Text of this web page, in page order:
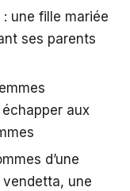
: une fille mariée
ses parents
aux
d’une
une